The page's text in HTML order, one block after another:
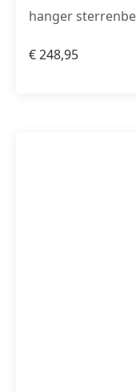
hanger
€248,95